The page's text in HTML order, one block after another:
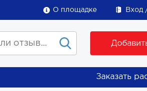
О площадке Вход
Заказать